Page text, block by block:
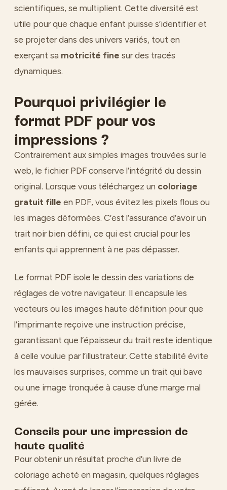
scientifiques, se multiplient. Cette diversité est
utile pour que chaque enfant puisse s’identifier et
se projeter dans des univers variés, tout en
exerçant sa motricité fine sur des tracés
dynamiques.
Pourquoi privilégier le
format PDF pour vos
impressions ?
Contrairement aux simples images trouvées sur le
web, le fichier PDF conserve l’intégrité du dessin
original. Lorsque vous téléchargez un coloriage
gratuit fille en PDF, vous évitez les pixels flous ou
les images déformées. C’est l’assurance d’avoir un
trait noir bien défini, ce qui est crucial pour les
enfants qui apprennent à ne pas dépasser.
Le format PDF isole le dessin des variations de
réglages de votre navigateur. Il encapsule les
vecteurs ou les images haute définition pour que
l’imprimante reçoive une instruction précise,
garantissant que l’épaisseur du trait reste identique
à celle voulue par l’illustrateur. Cette stabilité évite
les mauvaises surprises, comme un trait qui bave
ou une image tronquée à cause d’une marge mal
gérée.
Conseils pour une impression de
haute qualité
Pour obtenir un résultat proche d’un livre de
coloriage acheté en magasin, quelques réglages